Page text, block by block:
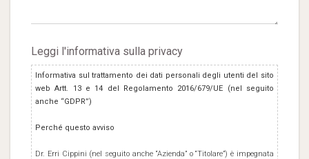
Leggi l'informativa sulla privacy
Informativa sul trattamento dei dati personali degli utenti del sito
web Artt. 13 e 14 del Regolamento 2016/679/UE (nel seguito
anche “GDPR”)
Perché questo avviso
Dr. Erri Cippini (nel seguito anche “Azienda” o “Titolare”) è impegnata